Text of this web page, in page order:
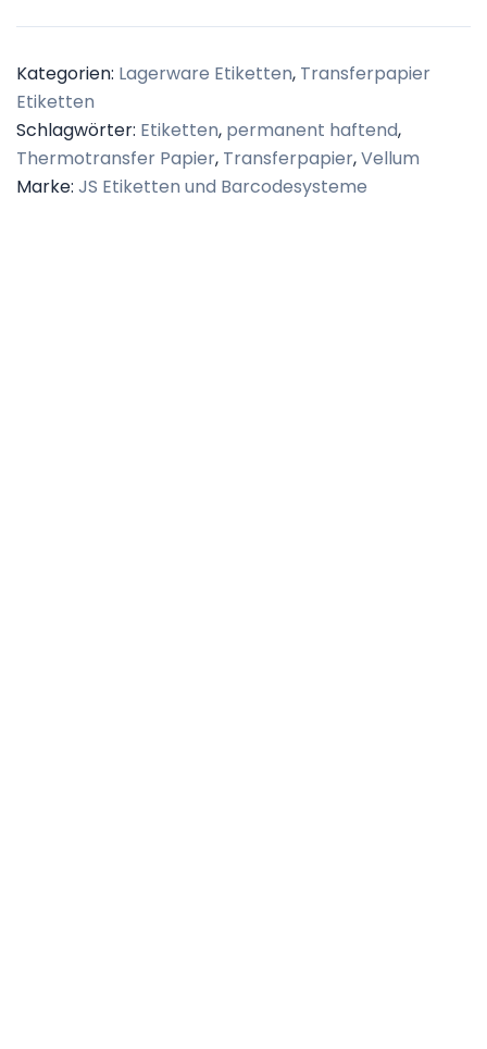
Kategorien: Lagerware Etiketten, Transferpapier
Etiketten
Schlagwörter: Etiketten, permanent haftend,
Thermotransfer Papier, Transferpapier,Vellum
Marke: JS Etiketten und Barcodesysteme